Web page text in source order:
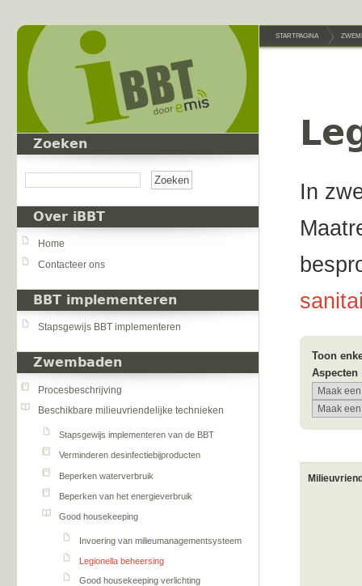
Zoeken
Over iBBT
Home
Contacteer ons
BBT implementeren
Stapsgewijs BBT implementeren
Zwembaden
Procesbeschrijving
Beschikbare milieuvriendelijke technieken
Stapsgewijs implementeren van de BBT
Verminderen desinfectiebijproducten
Beperken waterverbruik
Beperken van het energieverbruik
Good housekeeping
Invoering van milieumanagementsysteem
Legionella beheersing
Good housekeeping verlichting
STARTPAGINA
In
Toon
Aspecten